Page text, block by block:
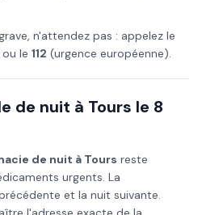
n'attendez pas : appelez le
le 112 (urgence européenne).
de nuit à Tours le 8
de nuit à Tours reste
urgents. La
et la nuit suivante.